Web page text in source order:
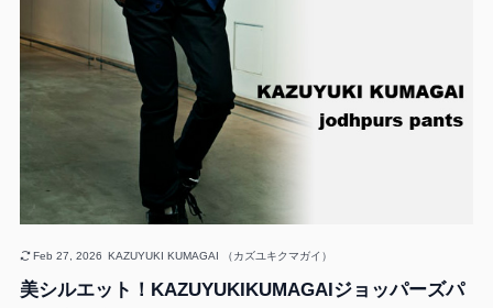
美シルエット！KAZUYUKIKUMAGAIジョッパーズパ
Feb 27, 2026 KAZUYUKI KUMAGAI （カズユキクマガイ）